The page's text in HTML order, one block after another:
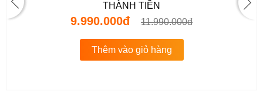
THÀNH TIỀN
9.990.000đ 11.990.000đ
Thêm vào giỏ hàng